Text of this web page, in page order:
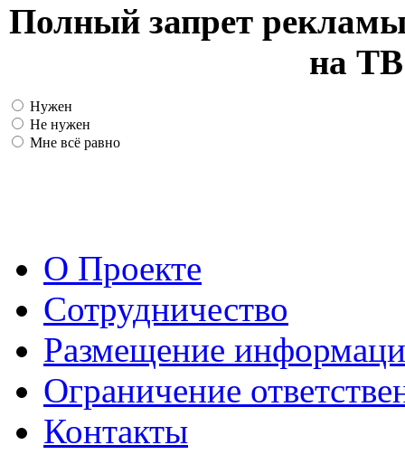
Полный запрет
на ТВ
Нужен
Не нужен
Мне всё равно
О Проекте
Сотрудничество
Размещение
Ограничение
Контакты